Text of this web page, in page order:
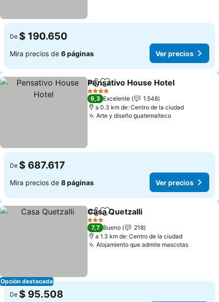
De $ 190.650
Mira precios de 6 páginas Ver precios
CompartirAgregar a favoritos
Pensativo House Hotel
4 Estrellas
9,3 Excelente
1.548
a 0.3 km de: Centro de la ciudad
Arte y diseño guatemalteco
De $ 687.617
Mira precios de 8 páginas Ver precios
Opción destacada
CompartirAgregar a favoritos
Casa Quetzalli
3 Estrellas
7,7 Bueno
218
a 1.3 km de: Centro de la ciudad
Alojamiento que admite mascotas
De $ 95.508